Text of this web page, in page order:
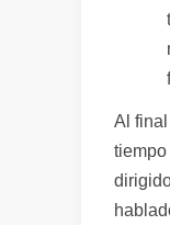
Al
tiempo